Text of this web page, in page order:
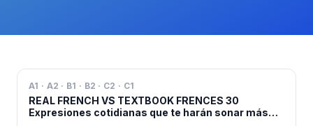
A1 · A2 · B1 · B2 · C2 · C1
REAL FRENCH VS TEXTBOOK FRENCES 30
Expresiones cotidianas que te harán sonar más